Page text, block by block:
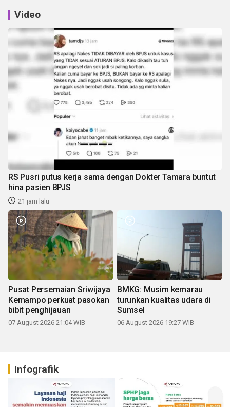
Video
RS Pusri putus kerja sama dengan Dokter Tamara buntut
hina pasien BPJS
21 jam lalu
Pusat Persemaian Sriwijaya
Kemampo perkuat pasokan
bibit penghijauan
07 August 2026 21:04 WIB
BMKG: Musim kemarau
turunkan kualitas udara di
Sumsel
06 August 2026 19:27 WIB
Infografik